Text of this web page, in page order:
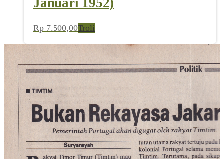
Rp 7.500,00Troli